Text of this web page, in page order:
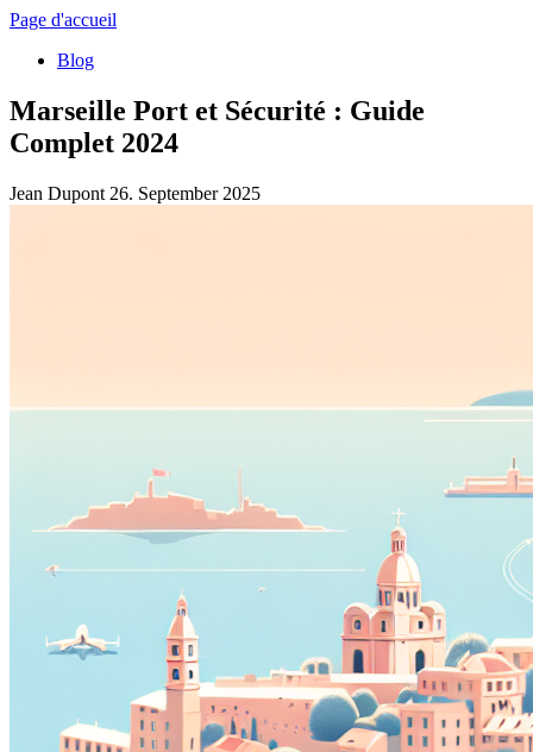
Page d'accueil
Blog
Marseille Port et Sécurité : Guide
Complet 2024
Jean Dupont 26. September 2025